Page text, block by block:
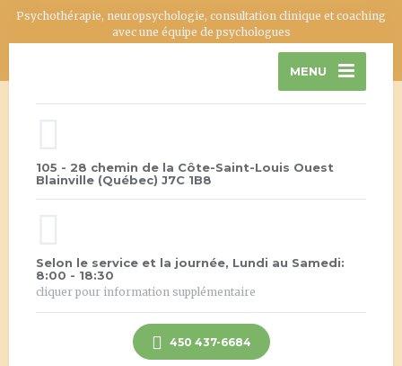
Psychothérapie, neuropsychologie, consultation clinique et coaching
avec une équipe de psychologues
MENU
105 - 28 chemin de la Côte-Saint-Louis Ouest
Blainville (Québec) J7C 1B8
Selon le service et la journée, Lundi au Samedi:
8:00 - 18:30
cliquer pour information supplémentaire
450 437-6684